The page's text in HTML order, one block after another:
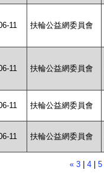
11 扶輪公益網委員會
11 扶輪公益網委員會
11 扶輪公益網委員會
11 扶輪公益網委員會
« 3 4 5